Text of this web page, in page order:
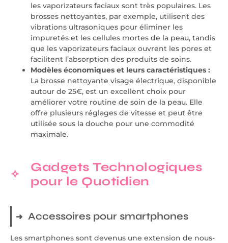
les vaporizateurs faciaux sont très populaires. Les
brosses nettoyantes, par exemple, utilisent des
vibrations ultrasoniques pour éliminer les
impuretés et les cellules mortes de la peau, tandis
que les vaporizateurs faciaux ouvrent les pores et
facilitent l’absorption des produits de soins.
Modèles économiques et leurs caractéristiques :
La brosse nettoyante visage électrique, disponible
autour de 25€, est un excellent choix pour
améliorer votre routine de soin de la peau. Elle
offre plusieurs réglages de vitesse et peut être
utilisée sous la douche pour une commodité
maximale.
Gadgets Technologiques
pour le Quotidien
Accessoires pour smartphones
Les smartphones sont devenus une extension de nous-